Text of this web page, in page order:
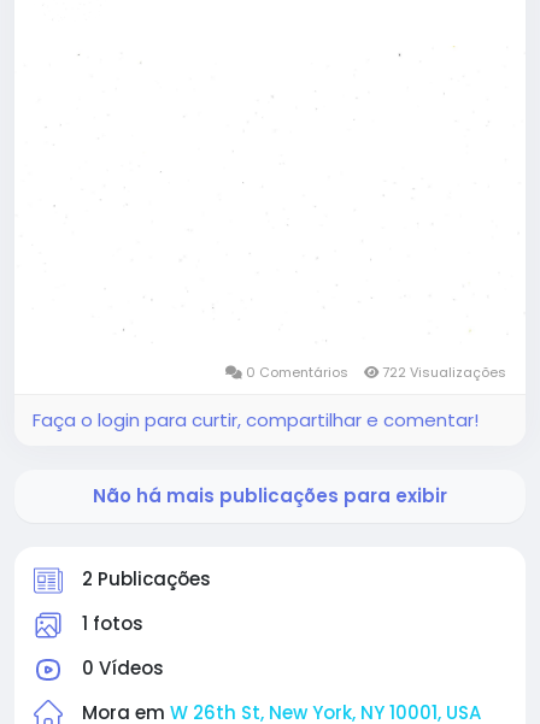
2 Publicações
1 fotos
0 Vídeos
Mora em W 26th St, New York, NY 10001, USA
0 Comentários 722 Visualizações
Faça o login para curtir, compartilhar e comentar!
Não há mais publicações para exibir